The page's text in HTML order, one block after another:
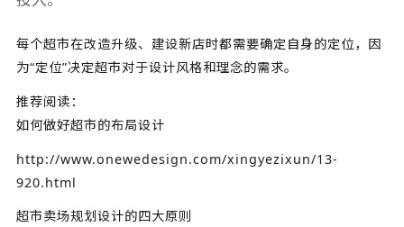
每个超市在改造升级、建设新店时都需要确定自身的定位，因
为“定位”决定超市对于设计风格和理念的需求。
推荐阅读：
如何做好超市的布局设计
http://www.onewedesign.com/xingyezixun/13-
920.html
超市卖场规划设计的四大原则